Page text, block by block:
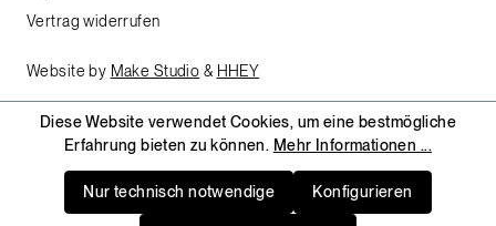
Vertrag widerrufen
Website by Make Studio & HHEY
Diese Website verwendet Cookies, um eine bestmögliche
Erfahrung bieten zu können. Mehr Informationen ...
Nur technisch notwendige Konfigurieren